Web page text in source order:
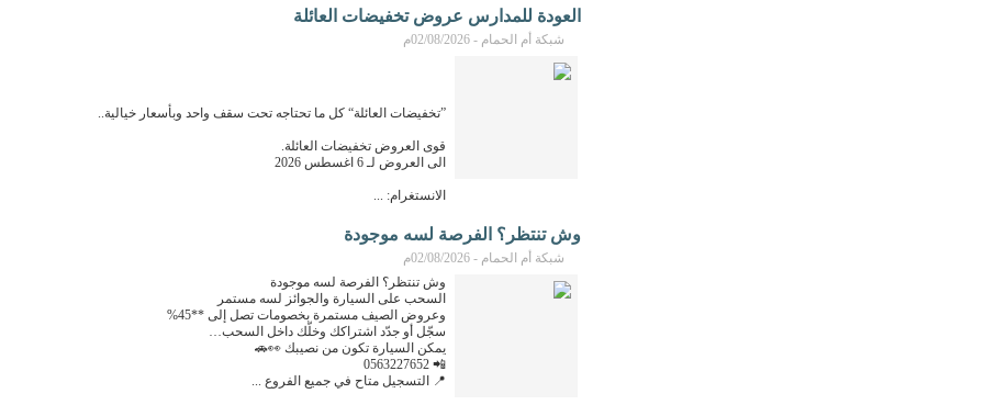
العودة للمدارس عروض تخفيضات العائلة
شبكة أم الحمام - 02/08/2026م
”تخفيضات العائلة“ كل ما تحتاجه تحت سقف واحد وبأسعار خيالية..
قوى العروض تخفيضات العائلة.
​الى العروض لـ 6 اغسطس 2026
الانستغرام: ...
وش تنتظر؟ الفرصة لسه موجودة
شبكة أم الحمام - 02/08/2026م
وش تنتظر؟ الفرصة لسه موجودة
السحب على السيارة والجوائز لسه مستمر
وعروض الصيف مستمرة بخصومات تصل إلى **45%
سجّل أو جدّد اشتراكك وخلّك داخل السحب…
يمكن السيارة تكون من نصيبك 👀🚗
📲 0563227652
📍 التسجيل متاح في جميع الفروع ...